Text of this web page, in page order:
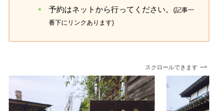
予約はネットから行ってください。
(記事一
番下にリンクあります)
スクロールできます